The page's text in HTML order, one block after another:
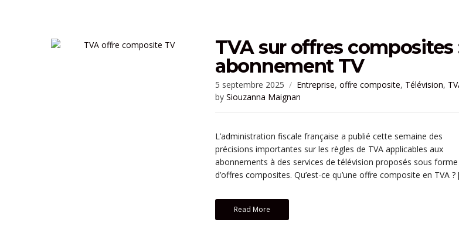
TVA sur offres composites
abonnement TV
5 septembre 2025 Entreprise, offre composite, Télévision,
by Siouzanna Maignan
L’administration fiscale française a publié cette semaine des
précisions importantes sur les règles de TVA applicables aux
abonnements à des services de télévision proposés sous forme
d’offres composites. Qu’est-ce qu’une offre composite en TVA
Read More